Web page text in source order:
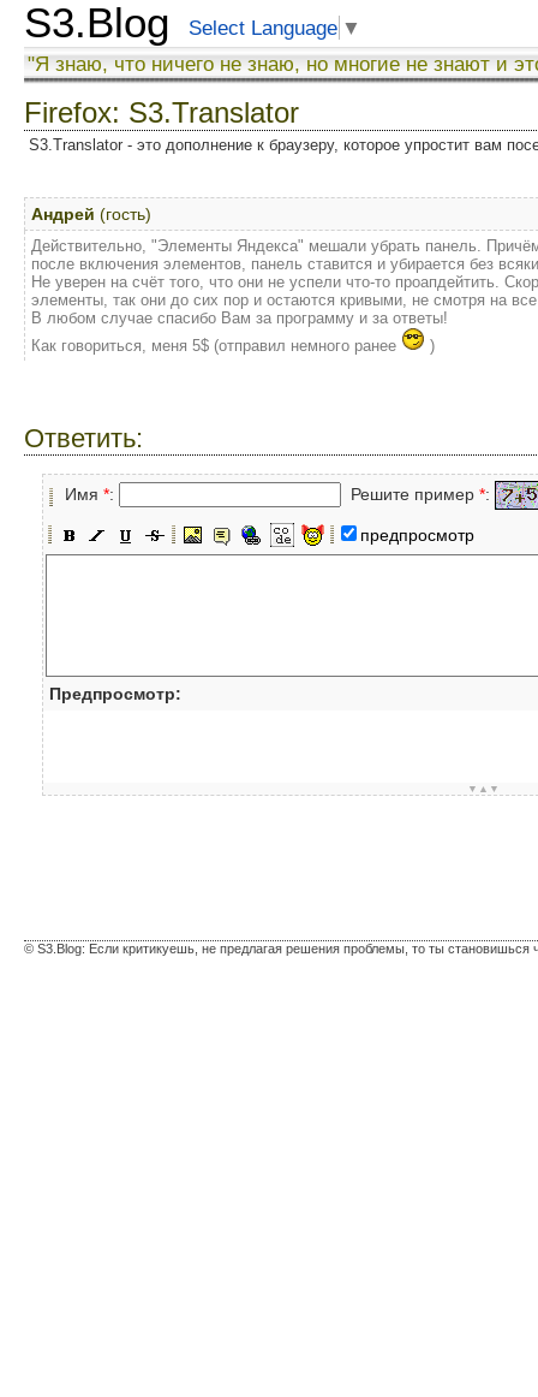
S3.Blog Select Language ▼
"Я знаю, что ничего не знаю, но многие не знают и
Firefox: S3.Translator
S3.Translator - это дополнение к браузеру, которое упростит вам
Андрей (гость)
Действительно, "Элементы Яндекса" мешали убрать панель.
после включения элементов, панель ставится и убирается без
Не уверен на счёт того, что они не успели что-то проапдейтить.
элементы, так они до сих пор и остаются кривыми, не смотря на
В любом случае спасибо Вам за программу и за ответы!
Как говориться, меня 5$ (отправил немного ранее
)
Ответить:
Имя *: Решите пример *:
предпросмотр
Предпросмотр:
▼▲▼
© S3.Blog: Если критикуешь, не предлагая решения проблемы, то ты становишься